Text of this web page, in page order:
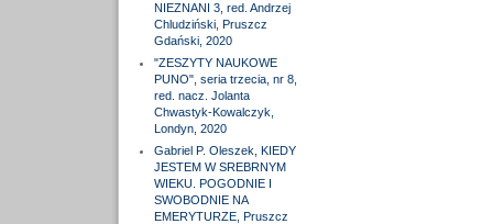
NIEZNANI 3, red. Andrzej
Chludziński, Pruszcz
Gdański, 2020
"ZESZYTY NAUKOWE
PUNO", seria trzecia, nr 8,
red. nacz. Jolanta
Chwastyk-Kowalczyk,
Londyn, 2020
Gabriel P. Oleszek, KIEDY
JESTEM W SREBRNYM
WIEKU. POGODNIE I
SWOBODNIE NA
EMERYTURZE, Pruszcz